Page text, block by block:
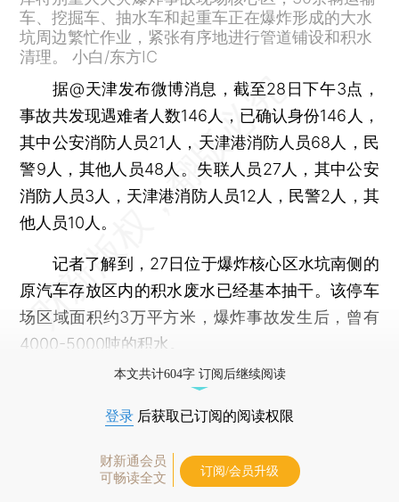
车、挖掘车、抽水车和起重车正在爆炸形成的大水
坑周边繁忙作业，紧张有序地进行管道铺设和积水
清理。 小白/东方IC
据@天津发布微博消息，截至28日下午3点，
事故共发现遇难者人数146人，已确认身份146人，
其中公安消防人员21人，天津港消防人员68人，民
警9人，其他人员48人。失联人员27人，其中公安
消防人员3人，天津港消防人员12人，民警2人，其
他人员10人。
记者了解到，27日位于爆炸核心区水坑南侧的
原汽车存放区内的积水废水已经基本抽干。该停车
场区域面积约3万平方米，爆炸事故发生后，曾有
4000-5000吨的积水。
本文共计604字 订阅后继续阅读
登录 后获取已订阅的阅读权限
财新通会员
可畅读全文
订阅/会员升级